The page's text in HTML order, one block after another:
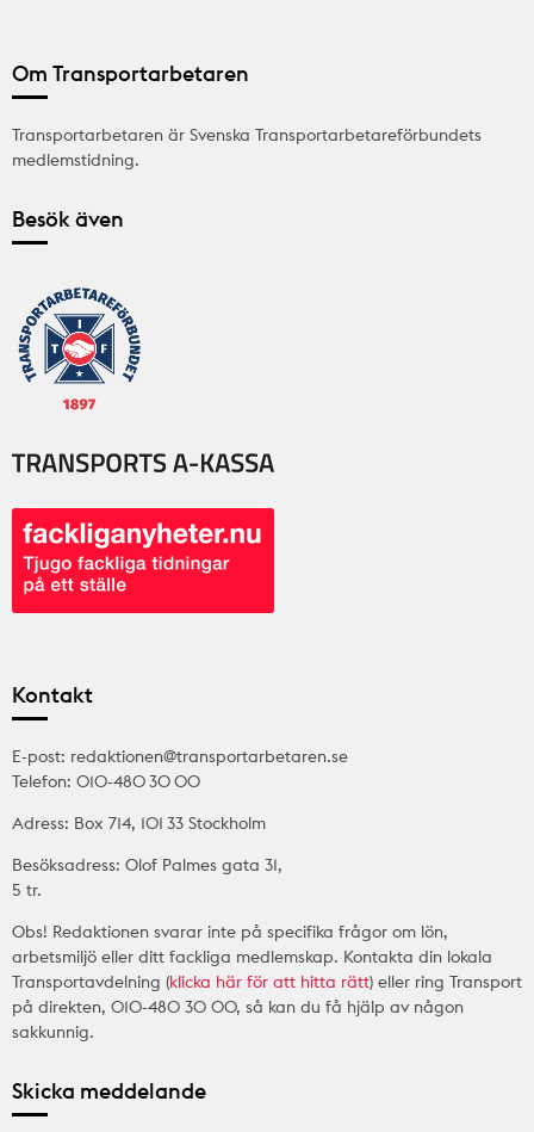
Om Transportarbetaren
Transportarbetaren är Svenska Transportarbetareförbundets
medlemstidning.
Besök även
Kontakt
E-post: redaktionen@transportarbetaren.se
Telefon: 010-480 30 00
Adress: Box 714, 101 33 Stockholm
Besöksadress: Olof Palmes gata 31,
5 tr.
Obs! Redaktionen svarar inte på specifika frågor om lön,
arbetsmiljö eller ditt fackliga medlemskap. Kontakta din lokala
Transportavdelning (klicka här för att hitta rätt) eller ring Transport
på direkten, 010-480 30 00, så kan du få hjälp av någon
sakkunnig.
Skicka meddelande